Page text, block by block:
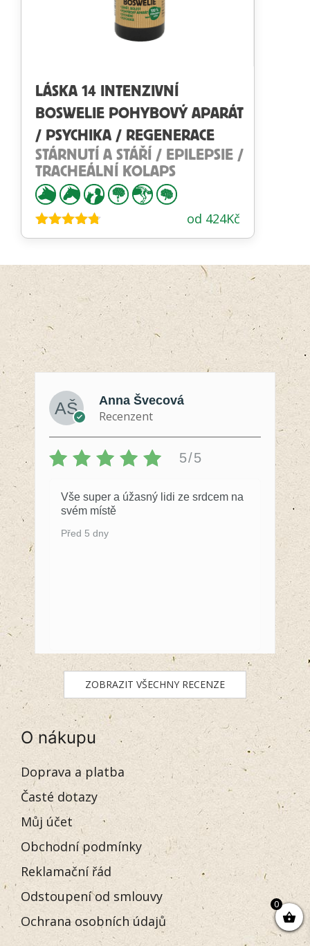
LÁSKA 14 INTENZIVNÍ
BOSWELIE POHYBOVÝ APARÁT
/ PSYCHIKA / REGENERACE
STÁRNUTÍ A STÁŘÍ / EPILEPSIE /
TRACHEÁLNÍ KOLAPS
Hodnocení
od 424Kč
Anna Švecová
Recenzent
5/5
Vše super a úžasný lidi ze srdcem na
svém místě
Před 5 dny
ZOBRAZIT VŠECHNY RECENZE
O nákupu
Doprava a platba
Časté dotazy
Můj účet
Obchodní podmínky
Reklamační řád
Odstoupení od smlouvy
Ochrana osobních údajů
0